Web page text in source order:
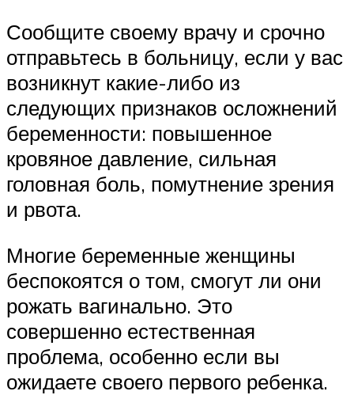
Сообщите своему врачу и срочно
отправьтесь в больницу, если у вас
возникнут какие-либо из
следующих признаков осложнений
беременности: повышенное
кровяное давление, сильная
головная боль, помутнение зрения
и рвота.
Многие беременные женщины
беспокоятся о том, смогут ли они
рожать вагинально. Это
совершенно естественная
проблема, особенно если вы
ожидаете своего первого ребенка.